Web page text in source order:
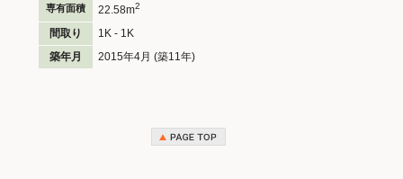
専有面積 22.58m2
間取り
1K - 1K
築年月
2015年4月 (築11年)